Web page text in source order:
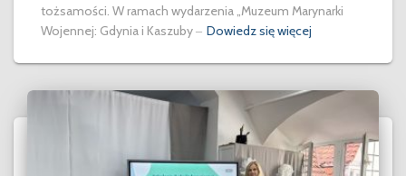
tożsamości. W ramach wydarzenia „Muzeum Marynarki
Wojennej: Gdynia i Kaszuby ‒ Dowiedz się więcej